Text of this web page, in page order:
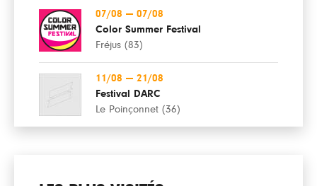
07/08 — 07/08
Color Summer Festival
Fréjus (83)
11/08 — 21/08
Festival DARC
Le Poinçonnet (36)